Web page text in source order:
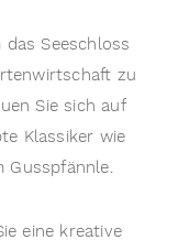
Seeschloss
zu
Sie sich auf
Klassiker wie
Gusspfännle.
eine kreative